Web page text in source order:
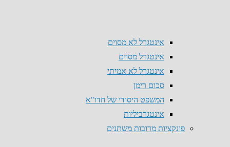
אינטגרל לא מסוים
אינטגרל מסוים
אינטגרל לא אמיתי
סכום רימן
המשפט היסודי של חדו"א
אינטגרביליות
פונקציות מרובות משתנים